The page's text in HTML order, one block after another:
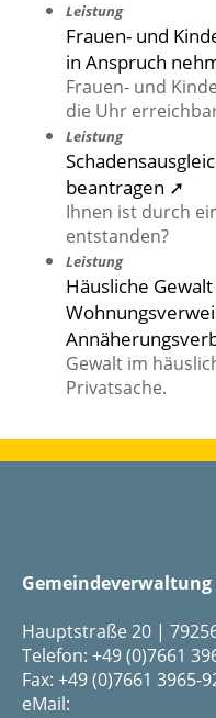
Leistung
Frauen- und
in Anspruch
Frauen- und
die Uhr
Leistung
beantragen ➚
Ihnen ist durch
entstanden?
Leistung
Häusliche
Gewalt im
Privatsache.
Hauptstraße 20 |
Telefon: +49 (0)7661
Fax: +49 (0)7661 3965-
eMail: